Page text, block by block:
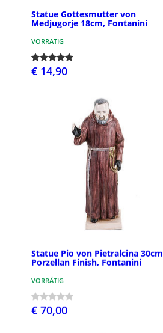
Statue Gottesmutter von
Medjugorje 18cm, Fontanini
VORRÄTIG
€ 14,90
Statue Pio von Pietralcina 30cm
Porzellan Finish, Fontanini
VORRÄTIG
€ 70,00